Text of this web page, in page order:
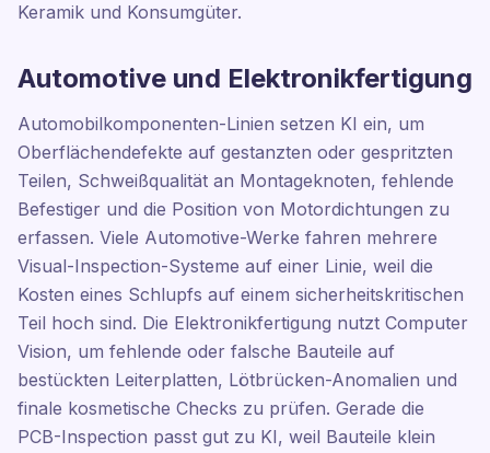
Keramik und Konsumgüter.
Automotive und Elektronikfertigung
Automobilkomponenten-Linien setzen KI ein, um
Oberflächendefekte auf gestanzten oder gespritzten
Teilen, Schweißqualität an Montageknoten, fehlende
Befestiger und die Position von Motordichtungen zu
erfassen. Viele Automotive-Werke fahren mehrere
Visual-Inspection-Systeme auf einer Linie, weil die
Kosten eines Schlupfs auf einem sicherheitskritischen
Teil hoch sind. Die Elektronikfertigung nutzt Computer
Vision, um fehlende oder falsche Bauteile auf
bestückten Leiterplatten, Lötbrücken-Anomalien und
finale kosmetische Checks zu prüfen. Gerade die
PCB-Inspection passt gut zu KI, weil Bauteile klein